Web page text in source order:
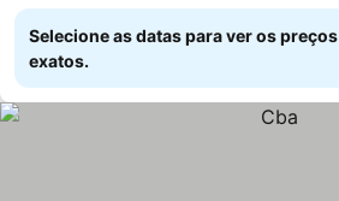
Selecione as datas para ver os preços
exatos.